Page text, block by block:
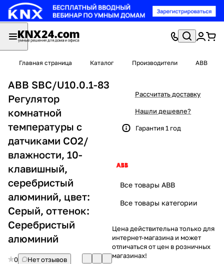
Главная страница Каталог Производители ABB
ABB SBC/U10.0.1-83
Регулятор
комнатной
температуры с
датчиками CO2/
влажности, 10-
клавишный,
серебристый
алюминий, цвет:
Серый, оттенок:
Серебристый
алюминий
0
Нет отзывов
Рассчитать доставку
Нашли дешевле?
Гарантия 1 год
Все товары ABB
Все товары категории
Цена действительна только для
интернет-магазина и может
отличаться от цен в розничных
магазинах!